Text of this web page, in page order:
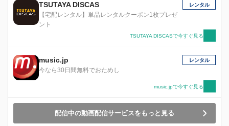
TSUTAYA DISCAS
【宅配レンタル】単品レンタルクーポン1枚プレゼ
ント
レンタル
TSUTAYA DISCASで今すぐ見る
music.jp
今なら30日間無料でおためし
レンタル
music.jpで今すぐ見る
配信中の動画配信サービスをもっと見る